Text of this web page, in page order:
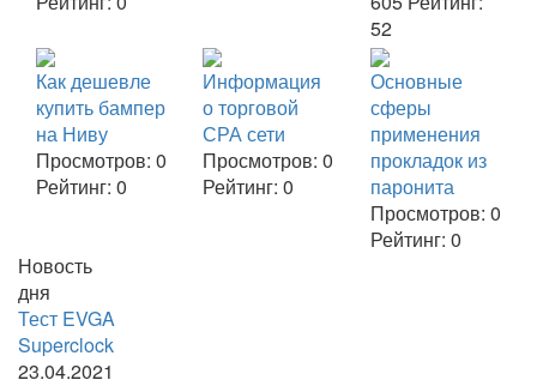
52
Как дешевле
купить бампер
на Ниву
Просмотров: 0
Рейтинг: 0
Информация
о торговой
СРА сети
Просмотров:0
Рейтинг:0
Основные
сферы
применения
прокладок из
паронита
Просмотров: 0
Рейтинг: 0
Новость
дня
Тест EVGA
Superclock
23.04.2021